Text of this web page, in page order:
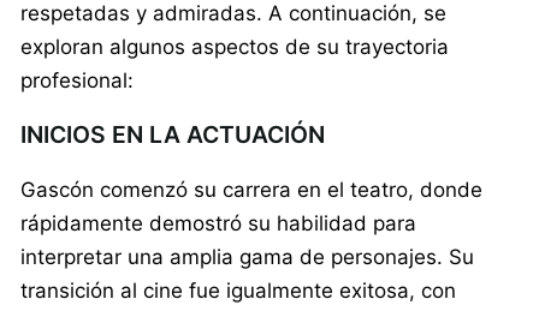
respetadas y admiradas. A continuación, se
exploran algunos aspectos de su trayectoria
profesional:
INICIOS EN LA ACTUACIÓN
Gascón comenzó su carrera en el teatro, donde
rápidamente demostró su habilidad para
interpretar una amplia gama de personajes. Su
transición al cine fue igualmente exitosa, con